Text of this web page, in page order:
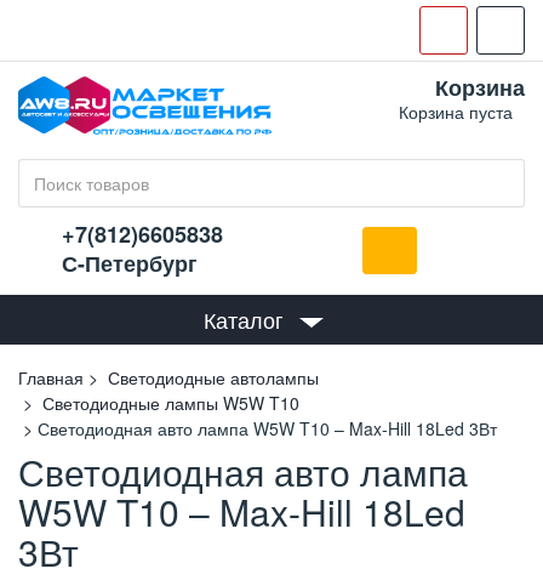
Корзина
Корзина пуста
+7(812)6605838
С-Петербург
Каталог
Главная
Светодиодные автолампы
Светодиодные лампы W5W T10
Светодиодная авто лампа W5W T10 – Max-Hill 18Led 3Вт
Светодиодная авто лампа
W5W T10 – Max-Hill 18Led
3Вт